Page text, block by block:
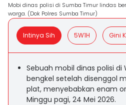
Mobi dinas polisi di Sumba Timur lindas
warga. (Dok Polres Sumba Timur)
Intinya Sih 5W1H Gini
Sebuah mobil dinas polisi
bengkel setelah disenggol
plat, menyebabkan enam
Minggu pagi, 24 Mei 2026.